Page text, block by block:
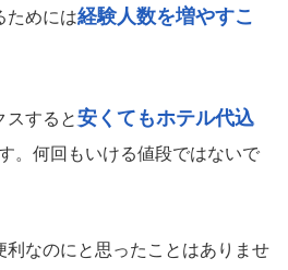
ためには経験人数を増やすこ
スすると安くてもホテル代込
。何回もいける値段ではないで
利なのにと思ったことはありませ